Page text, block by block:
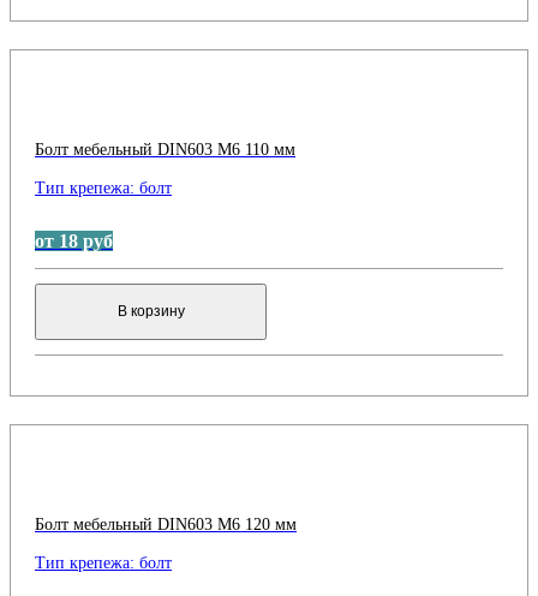
Болт мебельный DIN603 М6 110 мм
Тип крепежа: болт
от 18 руб
В корзину
Болт мебельный DIN603 М6 120 мм
Тип крепежа: болт